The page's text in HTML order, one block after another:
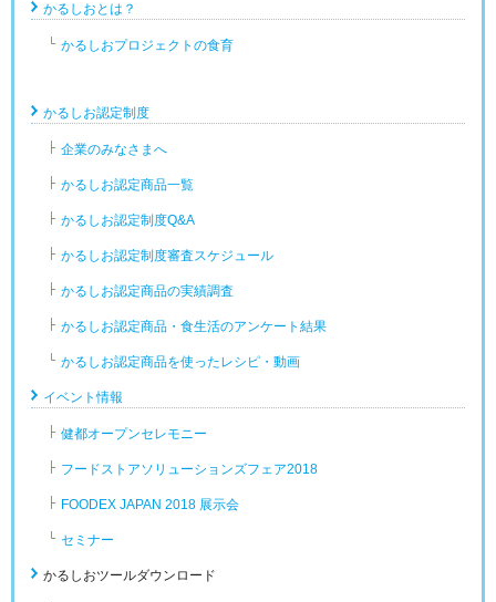
かるしおとは？
かるしおプロジェクトの食育
かるしお認定制度
企業のみなさまへ
かるしお認定商品一覧
かるしお認定制度Q&A
かるしお認定制度審査スケジュール
かるしお認定商品の実績調査
かるしお認定商品・食生活のアンケート結果
かるしお認定商品を使ったレシピ・動画
イベント情報
健都オープンセレモニー
フードストアソリューションズフェア2018
FOODEX JAPAN 2018 展示会
セミナー
かるしおツールダウンロード